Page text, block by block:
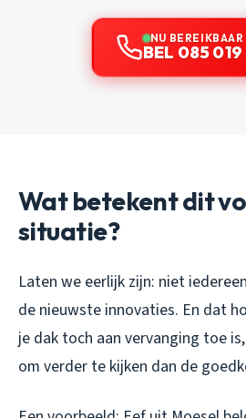
NU BEREIKBAAR
BEL 085
Wat betekent dit
situatie?
Laten we eerlijk zijn: niet
de nieuwste innovaties. En dat
je dak toch aan vervanging toe
om verder te kijken dan de